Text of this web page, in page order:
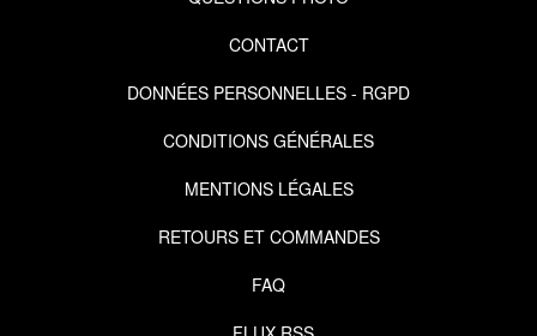
CONTACT
DONNÉES PERSONNELLES - RGPD
CONDITIONS GÉNÉRALES
MENTIONS LÉGALES
RETOURS ET COMMANDES
FAQ